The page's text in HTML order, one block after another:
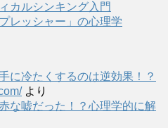
カルシンキング入門
レッシャー」の心理学
に冷たくするのは逆効果！？
より
な嘘だった！？心理学的に解